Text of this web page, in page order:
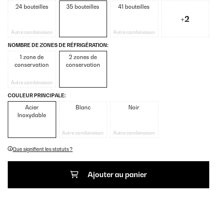
24 bouteilles
Autre combinaison
35 bouteilles 41 bouteilles
Autre combinaison
+2
NOMBRE DE ZONES DE RÉFRIGÉRATION:
1 zone de
conservation
Autre combinaison
2 zones de
conservation
COULEUR PRINCIPALE:
Acier
Inoxydable
Blanc
Autre combinaison
Noir
Autre combinaison
Que signifient les statuts ?
Ajouter au panier